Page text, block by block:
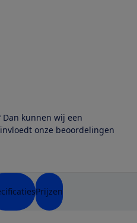
Dan kunnen wij een
onze beoordelingen
Prijzen